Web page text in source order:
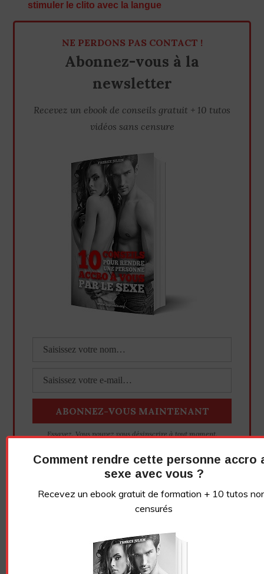
stimuler le clito avec la langue
NE PERDONS PAS CONTACT !
Abonnez-vous à la
newsletter
Recevez un ebook de conseils gratuit + 10 tutos
vidéos sans censure
Essayez. Vous pouvez vous désinscrire à tout moment.
Comment rendre cette personne accro
sexe avec vous ?
Recevez un ebook gratuit de formation + 10 tutos
censurés